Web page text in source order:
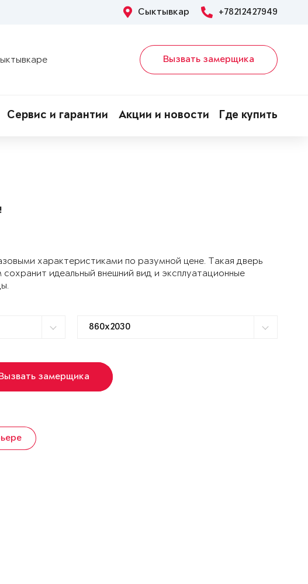
Сыктывкар +78212427949
Вызвать замерщика
Сервис и гарантии Акции и новости Где купить
характеристиками по разумной цене. Такая дверь
идеальный внешний вид и эксплуатационные
замерщика